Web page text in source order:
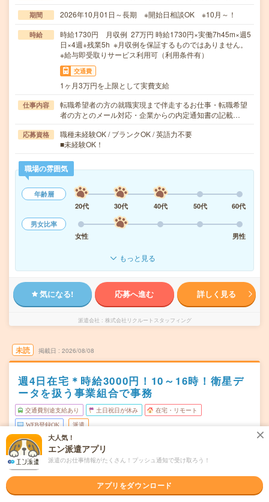
期間 2026年10月01日～長期 ※開始日相談OK ※10月～！
時給
時給1730円 月収例 27万円 時給1730円×実働7h45m×週5
日×4週+残業5h ※月収例を保証するものではありません。
※給与即受取りサービス利用可（利用条件有）
交通費
1ヶ月3万円を上限として実費支給
仕事内容
転職希望者の方の就職実現まで伴走するお仕事・転職希望
者の方とのメール対応・企業からの内定通知書の記載…
応募資格
職種未経験OK / ブランクOK / 英語力不要
■未経験OK！
職場の雰囲気
年齢層
20代
30代 40代 50代
60代
男女比率
女性
男性
もっと見る
気になる! 応募へ進む 詳しく見る
派遣会社 株式会社リクルートスタッフィング
未読 掲載日 2026/08/08
週4日在宅＊時給3000円！10～16時！衛星デ
ータを扱う事業組合で事務
交通費別途支給あり 土日祝日が休み 在宅・リモート
WEB登録OK 派遣
勤務地
東京都中央区
新日本橋駅から徒歩3分／三越前駅から徒歩1分
曜日頻度
月～金／週3～5日の間で選択可 ※必ず勤務する曜日：
火・水・金 #週3日以上在宅
大人気！
エン派遣アプリ
派遣のお仕事情報がたくさん！プッシュ通知で受け取ろう！
アプリをダウンロード